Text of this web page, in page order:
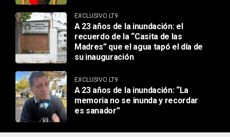
EXCLUSIVO LT9
A 23 años de la inundación: el
recuerdo de la “Casita de las
Madres” que el agua tapó el día de
su inauguración
EXCLUSIVO LT9
A 23 años de la inundación: “La
memoria no se inunda y recordar
es sanador”